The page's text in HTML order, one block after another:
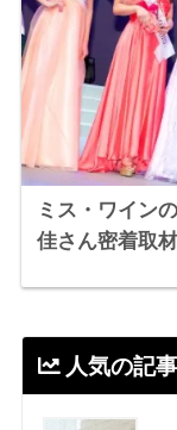
ミス・ワイン
佳さん密着取材
人気の記事